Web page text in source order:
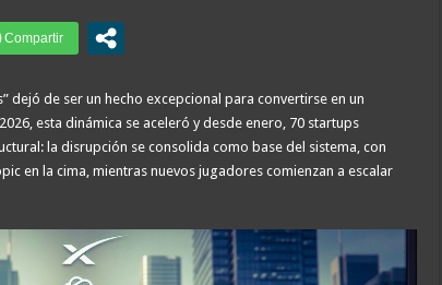
dejó de ser un hecho excepcional para convertirse en un
esta dinámica se aceleró y desde enero, 70 startups
la disrupción se consolida como base del sistema, con
en la cima, mientras nuevos jugadores comienzan a escalar